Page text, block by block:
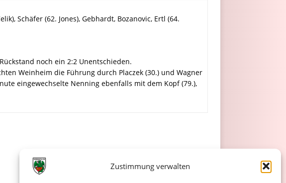
Zustimmung verwalten
Schäfer (62. Jones), Gebhardt, Bozanovic, Ertl (64.
noch ein 2:2 Unentschieden.
Weinheim die Führung durch Placzek (30.) und Wagner
eingewechselte Nenning ebenfalls mit dem Kopf (79.),